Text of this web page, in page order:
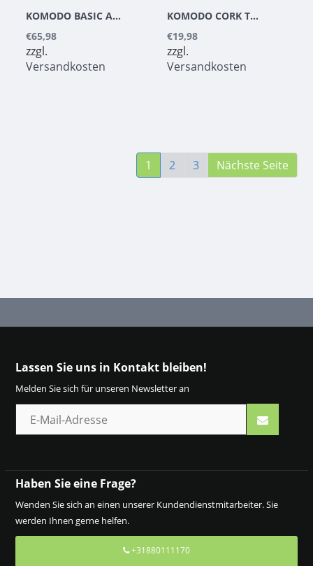
KOMODO BASIC AMPHIBIAN KIT
€65,98
zzgl.
Versandkosten
KOMODO CORK TERRARIUM BACKGROUND NATURAL
€19,98
zzgl.
Versandkosten
1 2 3 Nächste Seite
Lassen Sie uns in Kontakt bleiben!
Melden Sie sich für unseren Newsletter an
Haben Sie eine Frage?
Wenden Sie sich an einen unserer Kundendienstmitarbeiter. Sie
werden Ihnen gerne helfen.
+31880111170